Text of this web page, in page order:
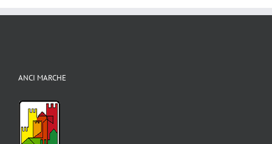
ANCI MARCHE